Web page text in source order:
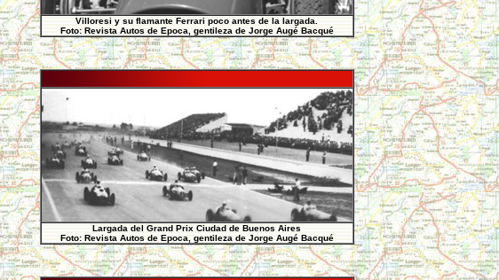
Villoresi y su flamante Ferrari poco antes de la largada.
Foto: Revista Autos de Epoca, gentileza de Jorge Augé Bacqué
Largada del Grand Prix Ciudad de Buenos Aires
Foto: Revista Autos de Epoca, gentileza de Jorge Augé Bacqué